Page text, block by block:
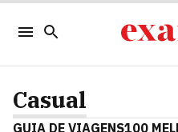
Casual
GUIA DE VIAGENS100